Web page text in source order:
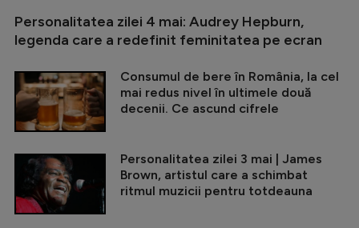
Personalitatea zilei 4 mai: Audrey Hepburn,
legenda care a redefinit feminitatea pe ecran
Consumul de bere în România, la cel
mai redus nivel în ultimele două
decenii. Ce ascund cifrele
Personalitatea zilei 3 mai | James
Brown, artistul care a schimbat
ritmul muzicii pentru totdeauna